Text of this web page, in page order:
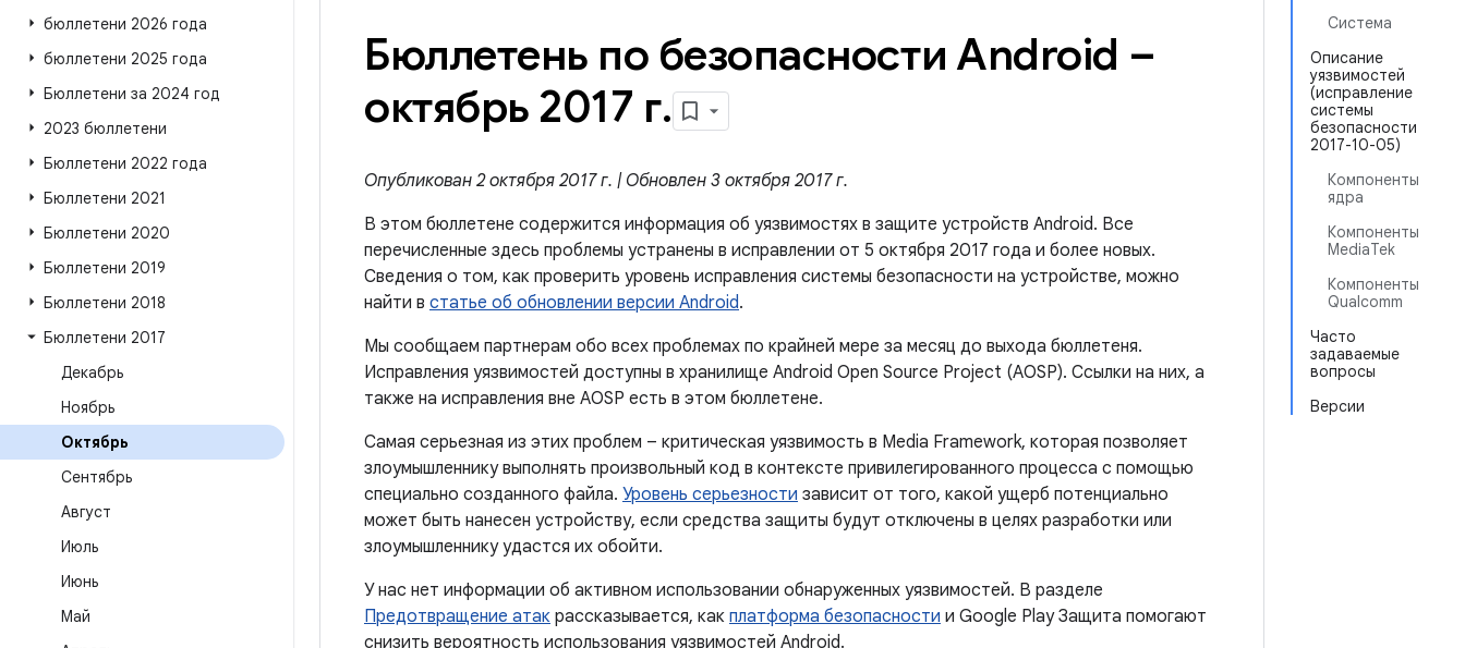
бюллетени 2026 года
бюллетени 2025 года
Бюллетени за 2024 год
2023 бюллетени
Бюллетени 2022 года
Бюллетени 2021
Бюллетени 2020
Бюллетени 2019
Бюллетени 2018
Бюллетени 2017
Декабрь
Ноябрь
Октябрь
Сентябрь
Август
Июль
Июнь
Май
Система
Описание
уязвимостей
(исправление
системы
безопасности
2017-10-05)
Компоненты
ядра
Компоненты
MediaTek
Компоненты
Qualcomm
Часто
задаваемые
вопросы
Версии
Бюллетень по безопасности Android –
октябрь 2017 г.
Опубликован 2 октября 2017 г. | Обновлен 3 октября 2017 г.
В этом бюллетене содержится информация об уязвимостях в защите устройств Android. Все
перечисленные здесь проблемы устранены в исправлении от 5 октября 2017 года и более новых.
Сведения о том, как проверить уровень исправления системы безопасности на устройстве, можно
найти в статье об обновлении версии Android.
Мы сообщаем партнерам обо всех проблемах по крайней мере за месяц до выхода бюллетеня.
Исправления уязвимостей доступны в хранилище Android Open Source Project (AOSP). Ссылки на них, а
также на исправления вне AOSP есть в этом бюллетене.
Самая серьезная из этих проблем – критическая уязвимость в Media Framework, которая позволяет
злоумышленнику выполнять произвольный код в контексте привилегированного процесса с помощью
специально созданного файла. Уровень серьезности зависит от того, какой ущерб потенциально
может быть нанесен устройству, если средства защиты будут отключены в целях разработки или
злоумышленнику удастся их обойти.
У нас нет информации об активном использовании обнаруженных уязвимостей. В разделе
Предотвращение атак рассказывается, как платформа безопасности и Google Play Защита помогают
снизить вероятность использования уязвимостей Android.